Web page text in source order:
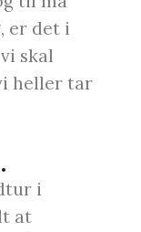
er det i
skal
heller tar
i
at